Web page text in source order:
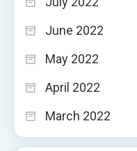
June 2022
May 2022
April 2022
March 2022